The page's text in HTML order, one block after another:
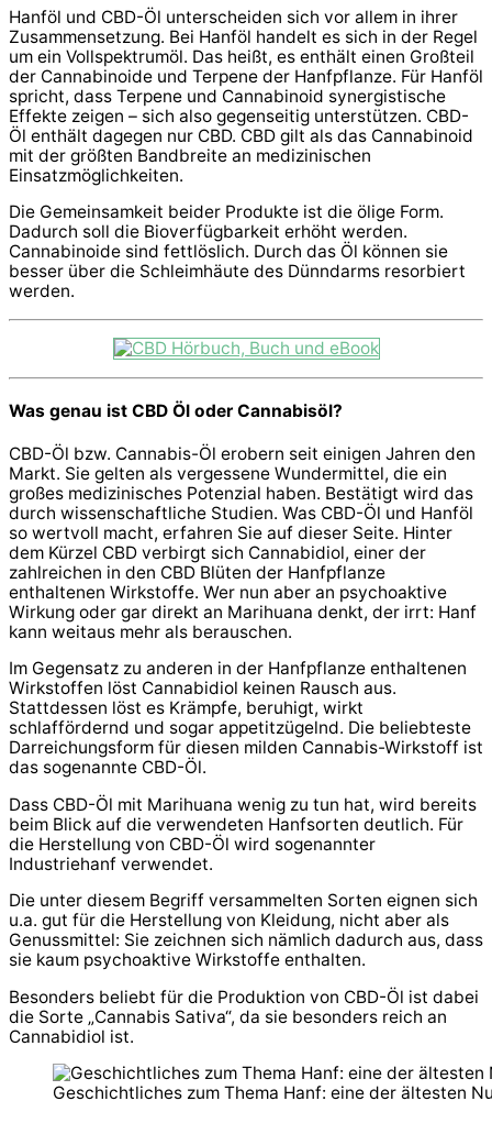
Hanföl und CBD-Öl unterscheiden sich vor allem in ihrer
Zusammensetzung. Bei Hanföl handelt es sich in der Regel
um ein Vollspektrumöl. Das heißt, es enthält einen Großteil
der Cannabinoide und Terpene der Hanfpflanze. Für Hanföl
spricht, dass Terpene und Cannabinoid synergistische
Effekte zeigen – sich also gegenseitig unterstützen. CBD-
Öl enthält dagegen nur CBD. CBD gilt als das Cannabinoid
mit der größten Bandbreite an medizinischen
Einsatzmöglichkeiten.
Die Gemeinsamkeit beider Produkte ist die ölige Form.
Dadurch soll die Bioverfügbarkeit erhöht werden.
Cannabinoide sind fettlöslich. Durch das Öl können sie
besser über die Schleimhäute des Dünndarms resorbiert
werden.
Was genau ist CBD Öl oder Cannabisöl?
CBD-Öl bzw. Cannabis-Öl erobern seit einigen Jahren den
Markt. Sie gelten als vergessene Wundermittel, die ein
großes medizinisches Potenzial haben. Bestätigt wird das
durch wissenschaftliche Studien. Was CBD-Öl und Hanföl
so wertvoll macht, erfahren Sie auf dieser Seite. Hinter
dem Kürzel CBD verbirgt sich Cannabidiol, einer der
zahlreichen in den CBD Blüten der Hanfpflanze
enthaltenen Wirkstoffe. Wer nun aber an psychoaktive
Wirkung oder gar direkt an Marihuana denkt, der irrt: Hanf
kann weitaus mehr als berauschen.
Im Gegensatz zu anderen in der Hanfpflanze enthaltenen
Wirkstoffen löst Cannabidiol keinen Rausch aus.
Stattdessen löst es Krämpfe, beruhigt, wirkt
schlaffördernd und sogar appetitzügelnd. Die beliebteste
Darreichungsform für diesen milden Cannabis-Wirkstoff ist
das sogenannte CBD-Öl.
Dass CBD-Öl mit Marihuana wenig zu tun hat, wird bereits
beim Blick auf die verwendeten Hanfsorten deutlich. Für
die Herstellung von CBD-Öl wird sogenannter
Industriehanf verwendet.
Die unter diesem Begriff versammelten Sorten eignen sich
u.a. gut für die Herstellung von Kleidung, nicht aber als
Genussmittel: Sie zeichnen sich nämlich dadurch aus, dass
sie kaum psychoaktive Wirkstoffe enthalten.
Besonders beliebt für die Produktion von CBD-Öl ist dabei
die Sorte „Cannabis Sativa“, da sie besonders reich an
Cannabidiol ist.
Geschichtliches zum Thema Hanf: eine der ältesten